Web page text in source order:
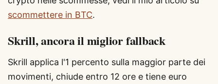
scommettere in BTC.
Skrill, ancora il miglior fallback
Skrill applica l'1 percento sulla maggior parte dei
movimenti, chiude entro 12 ore e tiene euro